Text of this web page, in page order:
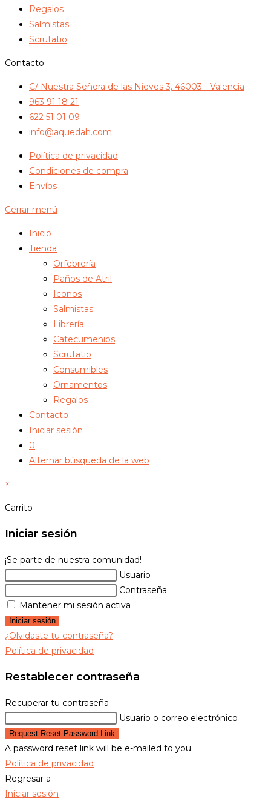
Regalos
Salmistas
Scrutatio
Contacto
C/ Nuestra Señora de las Nieves 3, 46003 - Valencia
963 91 18 21
622 51 01 09
info@aquedah.com
Política de privacidad
Condiciones de compra
Envíos
Cerrar menú
Inicio
Tienda
Orfebrería
Paños de Atril
Iconos
Salmistas
Librería
Catecumenios
Scrutatio
Consumibles
Ornamentos
Regalos
Contacto
Iniciar sesión
0
Alternar búsqueda de la web
×
Carrito
Iniciar sesión
¡Se parte de nuestra comunidad!
Usuario
Contraseña
Mantener mi sesión activa
Iniciar sesión
¿Olvidaste tu contraseña?
Política de privacidad
Restablecer contraseña
Recuperar tu contraseña
Usuario o correo electrónico
Request Reset Password Link
A password reset link will be e-mailed to you.
Política de privacidad
Regresar a
Iniciar sesión